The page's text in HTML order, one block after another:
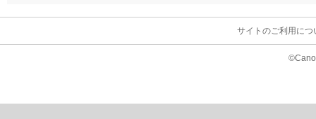
サイトのご利用につ